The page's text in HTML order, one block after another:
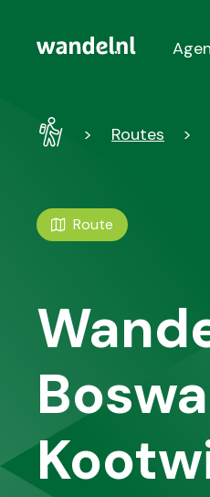
WandelRoutes
Route